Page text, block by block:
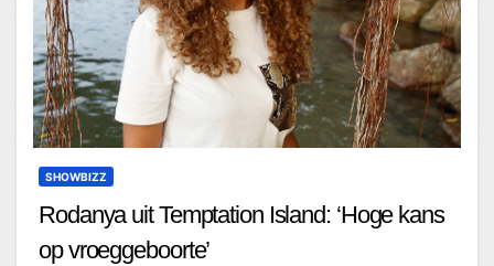
SHOWBIZZ
Rodanya uit Temptation Island: ‘Hoge kans
op vroeggeboorte’